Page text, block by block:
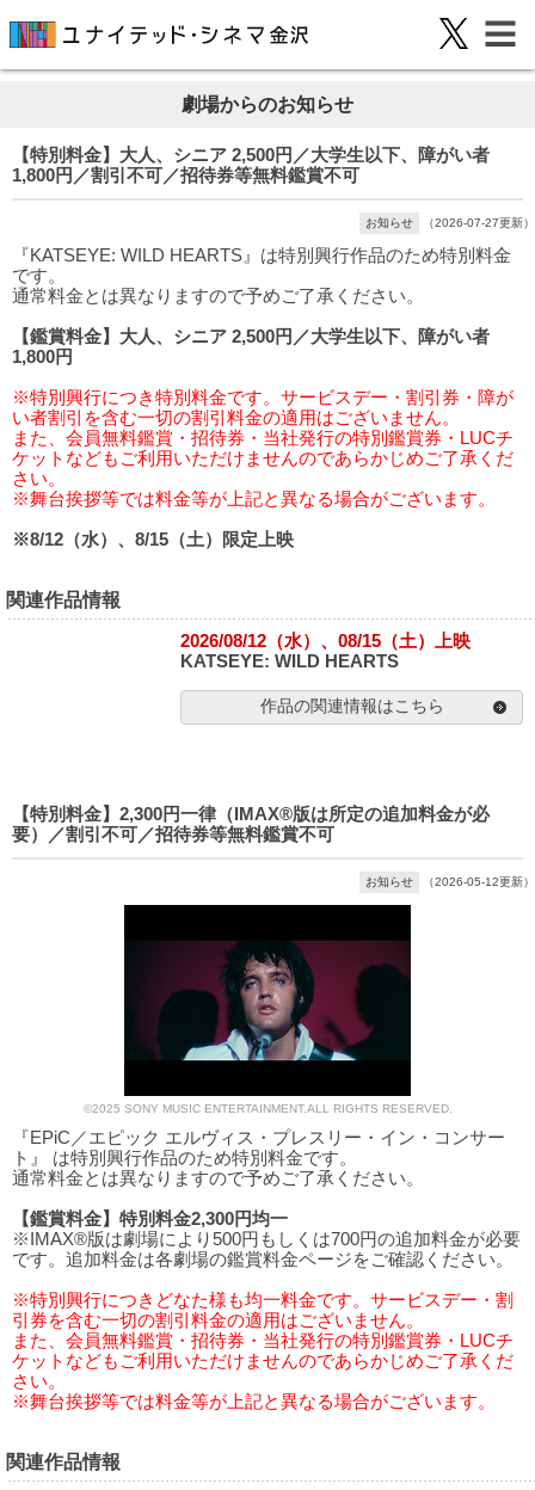
劇場からのお知らせ
【特別料金】大人、シニア 2,500円／大学生以下、障がい者
1,800円／割引不可／招待券等無料鑑賞不可
お知らせ （2026-07-27更新）
『KATSEYE: WILD HEARTS』は特別興行作品のため特別料金
です。
通常料金とは異なりますので予めご了承ください。
【鑑賞料金】大人、シニア 2,500円／大学生以下、障がい者
1,800円
※特別興行につき特別料金です。サービスデー・割引券・障が
い者割引を含む一切の割引料金の適用はございません。
また、会員無料鑑賞・招待券・当社発行の特別鑑賞券・LUCチ
ケットなどもご利用いただけませんのであらかじめご了承くだ
さい。
※舞台挨拶等では料金等が上記と異なる場合がございます。
※8/12（水）、8/15（土）限定上映
関連作品情報
2026/08/12（水）、08/15（土）上映
KATSEYE: WILD HEARTS
作品の関連情報はこちら
【特別料金】2,300円一律（IMAX®版は所定の追加料金が必
要）／割引不可／招待券等無料鑑賞不可
お知らせ （2026-05-12更新）
©2025 SONY MUSIC ENTERTAINMENT.ALL RIGHTS RESERVED.
『EPiC／エピック エルヴィス・プレスリー・イン・コンサー
ト』 は特別興行作品のため特別料金です。
通常料金とは異なりますので予めご了承ください。
【鑑賞料金】特別料金2,300円均一
※IMAX®版は劇場により500円もしくは700円の追加料金が必要
です。追加料金は各劇場の鑑賞料金ページをご確認ください。
※特別興行につきどなた様も均一料金です。サービスデー・割
引券を含む一切の割引料金の適用はございません。
また、会員無料鑑賞・招待券・当社発行の特別鑑賞券・LUCチ
ケットなどもご利用いただけませんのであらかじめご了承くだ
さい。
※舞台挨拶等では料金等が上記と異なる場合がございます。
関連作品情報